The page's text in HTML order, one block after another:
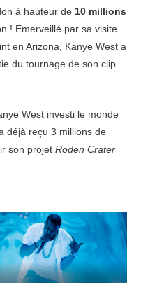
à hauteur de 10 millions
! Emerveillé par sa visite
en Arizona, Kanye West a
du tournage de son clip
West investi le monde
déjà reçu 3 millions de
son projet Roden Crater